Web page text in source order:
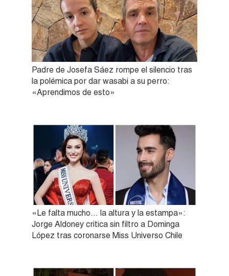
Padre de Josefa Sáez rompe el silencio tras
la polémica por dar wasabi a su perro:
«Aprendimos de esto»
«Le falta mucho… la altura y la estampa»:
Jorge Aldoney critica sin filtro a Dominga
López tras coronarse Miss Universo Chile